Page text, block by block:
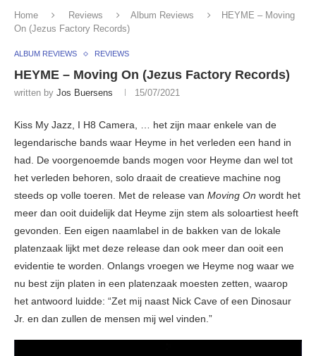
Home Reviews Album Reviews
HEYME – Moving
On (Jezus Factory Records)
ALBUM REVIEWS REVIEWS
HEYME – Moving On (Jezus Factory Records)
written by Jos Buersens 15/07/2021
Kiss My Jazz, I H8 Camera, … het zijn maar enkele van de
legendarische bands waar Heyme in het verleden een hand in
had. De voorgenoemde bands mogen voor Heyme dan wel tot
het verleden behoren, solo draait de creatieve machine nog
steeds op volle toeren. Met de release van Moving On wordt het
meer dan ooit duidelijk dat Heyme zijn stem als soloartiest heeft
gevonden. Een eigen naamlabel in de bakken van de lokale
platenzaak lijkt met deze release dan ook meer dan ooit een
evidentie te worden. Onlangs vroegen we Heyme nog waar we
nu best zijn platen in een platenzaak moesten zetten, waarop
het antwoord luidde: “Zet mij naast Nick Cave of een Dinosaur
Jr. en dan zullen de mensen mij wel vinden.”